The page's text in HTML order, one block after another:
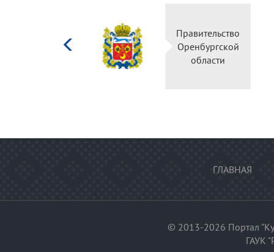
Правительство
Оренбургской
области
ГЛАВНАЯ
© 2013-2026 Портал
ГАУК